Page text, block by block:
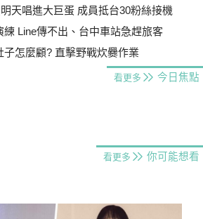
天唱進大巨蛋 成員抵台30粉絲接機
Line傳不出、台中車站急趕旅客
怎麼顧? 直擊野戰炊爨作業
看更多 今日焦點
看更多 你可能想看